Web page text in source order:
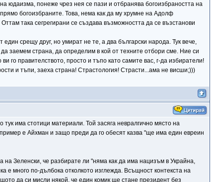
юдаизма, понеже чрез нея се пази и отбранява богоизбраността на
богоизбраните. Това, нема как да му хрумне на Адолф
така сегрегирани се създава възможността да се възстанови
срещу друг, но умират не те, а два български народа. Тук вече,
заемем страна, да определим в кой от техните отбори сме. Ние си
го правителството, просто и тъпо като самите вас, г-да избиратели!
и тъпи, заеха страна! Страстология! Страсти...ама не висши;)))
има стотици материали. Той засяга невралгично място на
е Айхман и защо преди да го обесят казва "ще има един евреин
на Зеленски, че разбирате ли "няма как да има нацизъм в Украйна,
е много по-дълбока отколкото изглежда. Всъщност контекста на
да си мисли някой, че един комик ще стане президент без